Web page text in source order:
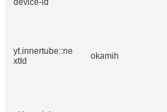
device-id
yt.innertube::ne
xtId
okamih